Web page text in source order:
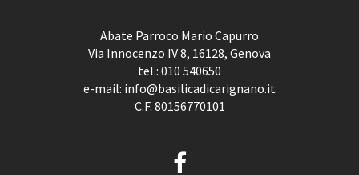
Abate Parroco Mario Capurro
Via Innocenzo IV 8, 16128, Genova
tel.: 010 540650
e-mail: info@basilicadicarignano.it
C.F. 80156770101